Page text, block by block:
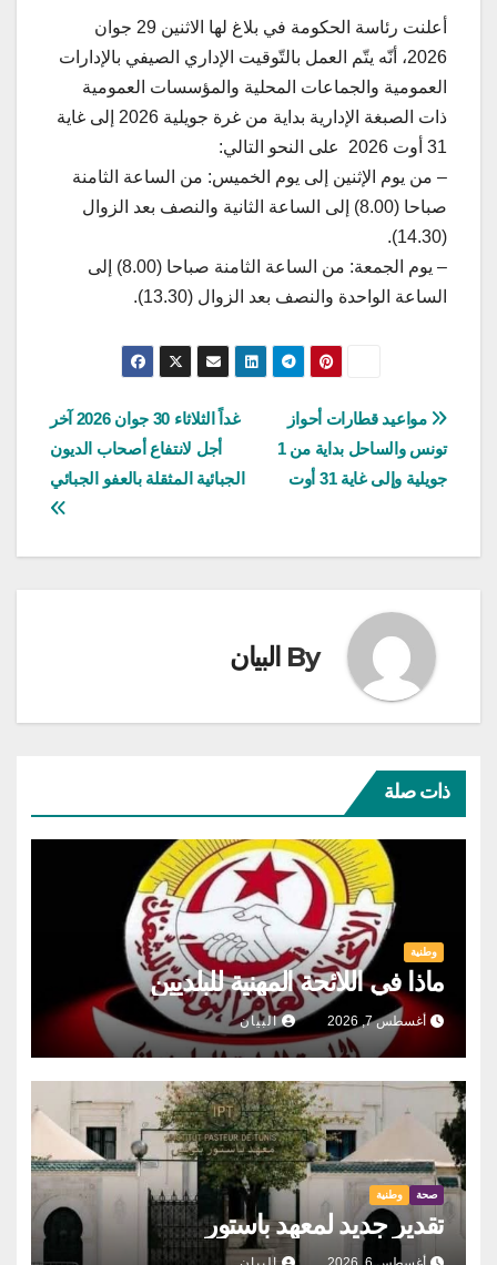
أعلنت رئاسة الحكومة في بلاغ لها الاثنين 29 جوان
2026، أنّه يتّم العمل بالتّوقيت الإداري الصيفي بالإدارات
العمومية والجماعات المحلية والمؤسسات العمومية
ذات الصبغة الإدارية بداية من غرة جويلية 2026 إلى غاية
31 أوت 2026 على النحو التالي:
– من يوم الإثنين إلى يوم الخميس: من الساعة الثامنة
صباحا (8.00) إلى الساعة الثانية والنصف بعد الزوال
(14.30).
– يوم الجمعة: من الساعة الثامنة صباحا (8.00) إلى
الساعة الواحدة والنصف بعد الزوال (13.30).
تصفّح
المقالات
غداً الثلاثاء 30 جوان 2026 آخر
أجل لانتفاع أصحاب الديون
الجبائية المثقلة بالعفو الجبائي
مواعيد قطارات أحواز
تونس والساحل بداية من 1
جويلية وإلى غاية 31 أوت
By البيان
ذات صلة
وطنية
ماذا في اللائحة المهنية للبلديين
أغسطس 7, 2026 البيان
صحة وطنية
تقدير جديد لمعهد باستور